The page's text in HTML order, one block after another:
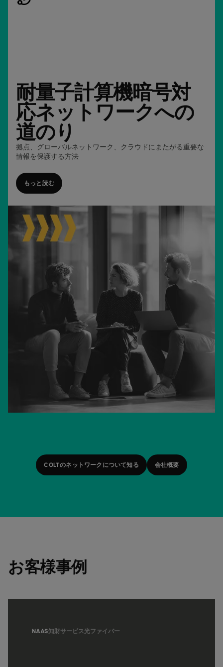
耐量子計算機暗号対
応ネットワークへの
道のり
拠点、グローバルネットワーク、クラウドにまたがる重要な
情報を保護する方法
もっと読む
COLTのネットワークについて知る 会社概要
お客様事例
NAAS知財サービス光ファイバー